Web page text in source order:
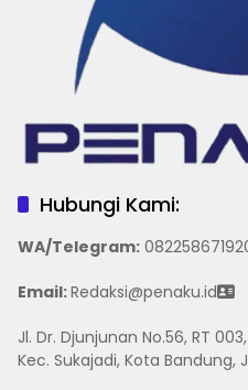
Hubungi Kami:
WA/Telegram:
Email:Redaksi@penaku.id
Jl. Dr. Djunjunan No.56, RT
Kec. Sukajadi, Kota Bandung,